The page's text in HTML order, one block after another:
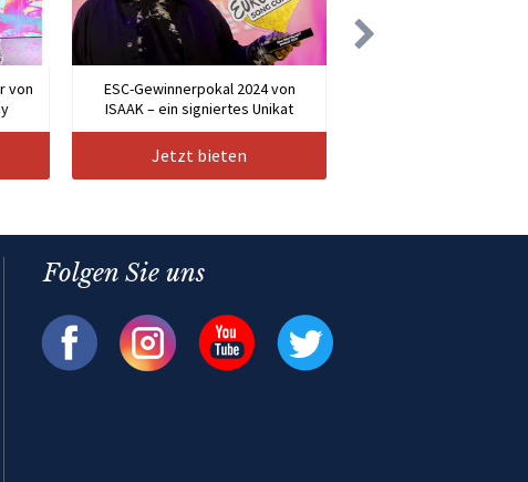
von
ESC-Gewinnerpokal 2024 von
ISAAK – ein signiertes Unikat
Jetzt bieten
Folgen Sie uns